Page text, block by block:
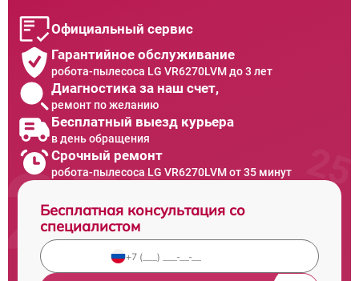
Официальный сервис
Гарантийное обслуживание
робота-пылесоса LG VR6270LVM до 3 лет
Диагностика за наш счет,
ремонт по желанию
Бесплатный выезд курьера
в день обращения
Срочный ремонт
робота-пылесоса LG VR6270LVM от 35 минут
Бесплатная консультация со
специалистом